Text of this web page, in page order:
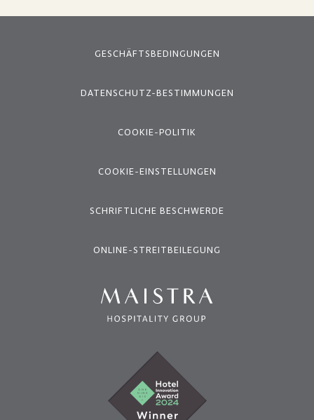
GESCHÄFTSBEDINGUNGEN
DATENSCHUTZ-BESTIMMUNGEN
COOKIE-POLITIK
COOKIE-EINSTELLUNGEN
SCHRIFTLICHE BESCHWERDE
ONLINE-STREITBEILEGUNG